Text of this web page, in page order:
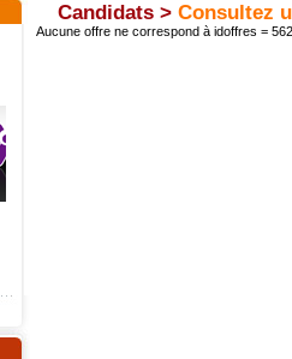
Candidats > Consultez
Aucune offre ne correspond à idoffres =